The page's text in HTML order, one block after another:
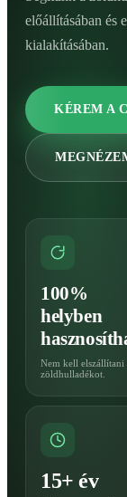
előállításában és
kialakításában.
KÉREM A
100%
helyben
Nem kell elszállítani
zöldhulladékot.
15+ év